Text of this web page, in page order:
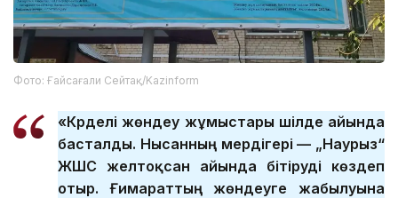
Фото: Ғайсағали Сейтақ/Kazinform
«Күрделі жөндеу жұмыстары шілде айында
басталды. Нысанның мердігері — „Наурыз“
ЖШС желтоқсан айында бітіруді көздеп
отыр. Ғимараттың жөндеуге жабылуына